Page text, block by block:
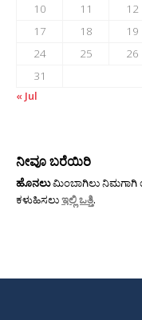
10
11 12
17
18 19
24
25 26
31
« Jul
ನೀವೂ ಬರೆಯಿರಿ
ಹೊನಲುಮಿಂಬಾಗಿಲು ನಿಮಗಾಗಿ
ಕಳುಹಿಸಲುಇಲ್ಲಿ ಒತ್ತಿ.